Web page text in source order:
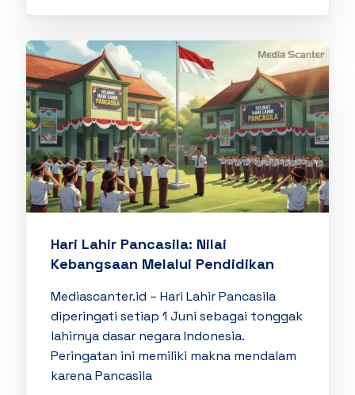
Hari Lahir Pancasila: Nilai
Kebangsaan Melalui Pendidikan
Mediascanter.id – Hari Lahir Pancasila
diperingati setiap 1 Juni sebagai tonggak
lahirnya dasar negara Indonesia.
Peringatan ini memiliki makna mendalam
karena Pancasila